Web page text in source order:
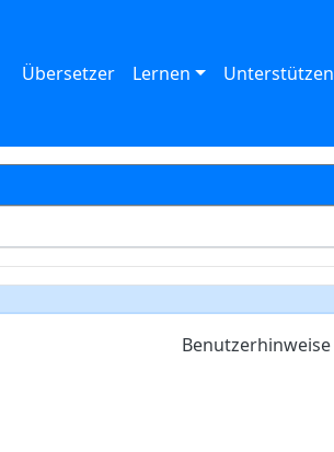
Übersetzer Lernen Unterstützen
Benutzerhinweise